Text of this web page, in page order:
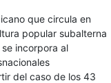
que circula en
popular subalterna
incorpora al
del caso de los 43